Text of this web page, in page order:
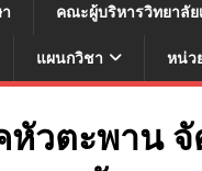
คณะผู้บริหารวิทยาลั
แผนกวิชา หน่ว
วตะพาน จั